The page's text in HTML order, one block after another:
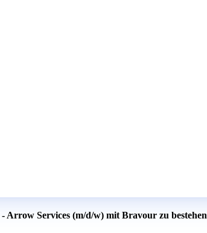
Arrow Services (m/d/w) mit Bravour zu bestehen